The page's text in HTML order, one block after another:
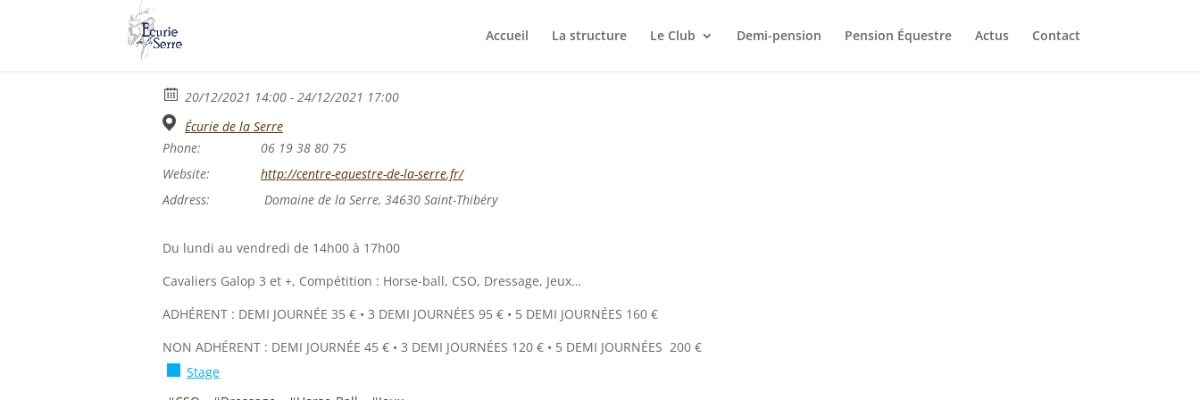
Accueil La structure Le Club Demi-pension Pension Équestre Actus Contact
20/12/2021 14:00 - 24/12/2021 17:00
Écurie de la Serre
Phone:
06 19 38 80 75
Website:
http://centre-equestre-de-la-serre.fr/
Address:
Domaine de la Serre, 34630 Saint-Thibéry
Du lundi au vendredi de 14h00 à 17h00
Cavaliers Galop 3 et +, Compétition : Horse-ball, CSO, Dressage, Jeux…
ADHÉRENT : DEMI JOURNÉE 35 € • 3 DEMI JOURNÉES 95 € • 5 DEMI JOURNÉES 160 €
NON ADHÉRENT : DEMI JOURNÉE 45 € • 3 DEMI JOURNÉES 120 € • 5 DEMI JOURNÉES 200 €
Stage